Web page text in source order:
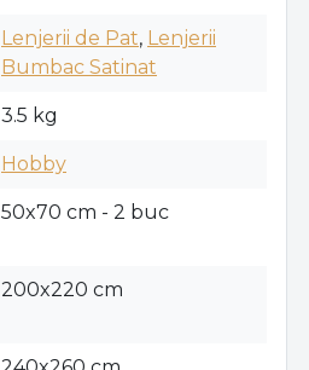
Lenjerii de Pat, Lenjerii
Bumbac Satinat
3.5 kg
Hobby
50x70 cm - 2 buc
200x220 cm